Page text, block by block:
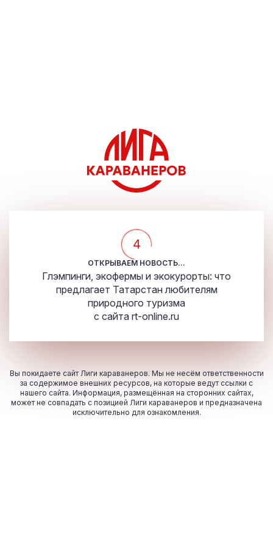
4
ОТКРЫВАЕМ НОВОСТЬ...
Глэмпинги, экофермы и экокурорты: что
предлагает Татарстан любителям
природного туризма
с сайта rt-online.ru
Вы покидаете сайт Лиги караванеров. Мы не несём ответственности
за содержимое внешних ресурсов, на которые ведут ссылки с
нашего сайта. Информация, размещённая на сторонних сайтах,
может не совпадать с позицией Лиги караванеров и предназначена
исключительно для ознакомления.